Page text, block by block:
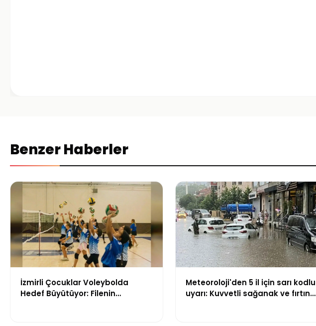
Benzer Haberler
İzmirli Çocuklar Voleybolda
Hedef Büyütüyor: Filenin
Meteoroloji'den 5 il için sarı kodlu
uyarı: Kuvvetli sağanak ve fırtına